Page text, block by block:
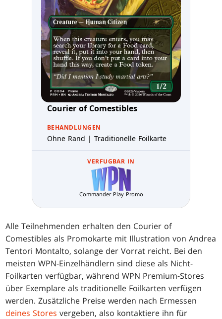
Courier of Comestibles
BEHANDLUNGEN
Ohne Rand | Traditionelle Foilkarte
VERFUGBAR IN
Commander Play Promo
Alle Teilnehmenden erhalten den Courier of
Comestibles als Promokarte mit Illustration von Andrea
Tentori Montalto, solange der Vorrat reicht. Bei den
meisten WPN-Einzelhändlern sind diese als Nicht-
Foilkarten verfügbar, während WPN Premium-Stores
über Exemplare als traditionelle Foilkarten verfügen
werden. Zusätzliche Preise werden nach Ermessen
deines Stores vergeben, also kontaktiere ihn für